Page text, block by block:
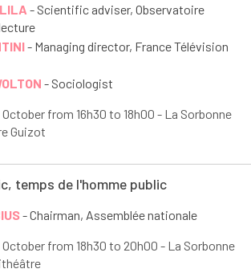
- Scientific adviser, Observatoire
- Managing director, France Télévision
- Sociologist
October from 16h30 to 18h00 - La Sorbonne
Guizot
temps de l'homme public
- Chairman, Assemblée nationale
October from 18h30 to 20h00 - La Sorbonne